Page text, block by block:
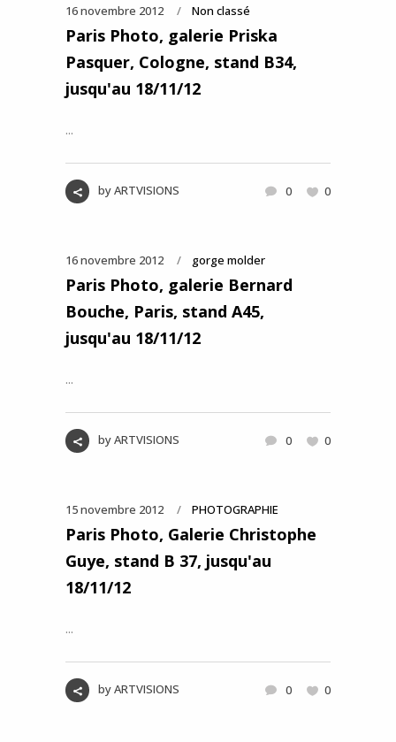
16 novembre 2012 Non classé
Paris Photo, galerie Priska
Pasquer, Cologne, stand B34,
jusqu'au 18/11/12
...
byARTVISIONS 0 0
16 novembre 2012 gorge molder
Paris Photo, galerie Bernard
Bouche, Paris, stand A45,
jusqu'au 18/11/12
...
byARTVISIONS 0 0
15 novembre 2012 PHOTOGRAPHIE
Paris Photo, Galerie Christophe
Guye, stand B 37, jusqu'au
18/11/12
...
byARTVISIONS 0 0